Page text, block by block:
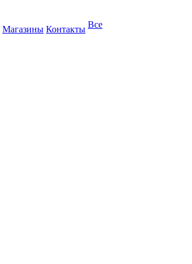
Магазины Контакты Все